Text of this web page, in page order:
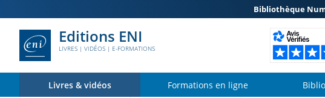
Bibliothèque
Editions ENI
LIVRES | VIDÉOS | E-FORMATIONS
Livres & vidéos Formations en ligne